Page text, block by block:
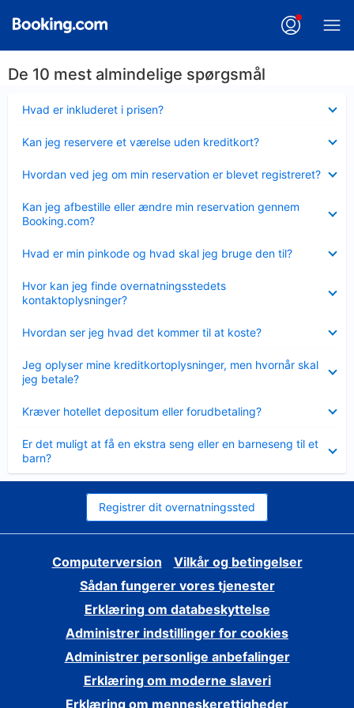
De 10 mest almindelige spørgsmål
Hvad er inkluderet i prisen?
Kan jeg reservere et værelse uden kreditkort?
Hvordan ved jeg om min reservation er blevet registreret?
Kan jeg afbestille eller ændre min reservation gennem
Booking.com?
Hvad er min pinkode og hvad skal jeg bruge den til?
Hvor kan jeg finde overnatningsstedets
kontaktoplysninger?
Hvordan ser jeg hvad det kommer til at koste?
Jeg oplyser mine kreditkortoplysninger, men hvornår skal
jeg betale?
Kræver hotellet depositum eller forudbetaling?
Er det muligt at få en ekstra seng eller en barneseng til et
barn?
Registrer dit overnatningssted
Computerversion
Vilkår og betingelser
Sådan fungerer vores tjenester
Erklæring om databeskyttelse
Administrer indstillinger for cookies
Administrer personlige anbefalinger
Erklæring om moderne slaveri
Erklæring om menneskerettigheder